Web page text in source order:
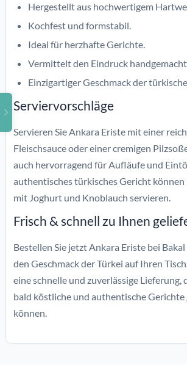
Hergestellt aus hochwertigem
Kochfest und formstabil.
Ideal für herzhafte Gerichte.
Vermittelt den Eindruck
Einzigartiger Geschmack der
Serviervorschläge
Servieren Sie Ankara Eriste mit einer
Fleischsauce oder einer cremigen
auch hervorragend für Aufläufe und
authentisches türkisches Gericht können
mit Joghurt und Knoblauch servieren.
Frisch & schnell zu Ihnen
Bestellen Sie jetzt Ankara Eriste bei
den Geschmack der Türkei auf Ihren
eine schnelle und zuverlässige Lieferung,
bald köstliche und authentische Gerichte
können.